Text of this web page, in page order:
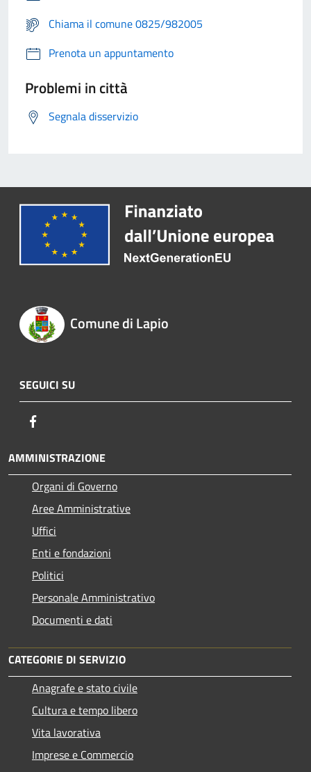
Chiama il comune 0825/982005
Prenota un appuntamento
Problemi in città
Segnala disservizio
Comune di Lapio
SEGUICI SU
AMMINISTRAZIONE
Organi di Governo
Aree Amministrative
Uffici
Enti e fondazioni
Politici
Personale Amministrativo
Documenti e dati
CATEGORIE DI SERVIZIO
Anagrafe e stato civile
Cultura e tempo libero
Vita lavorativa
Imprese e Commercio